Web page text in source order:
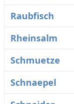
Raubfisch
Rheinsalm
Schmuetze
Schnaepel